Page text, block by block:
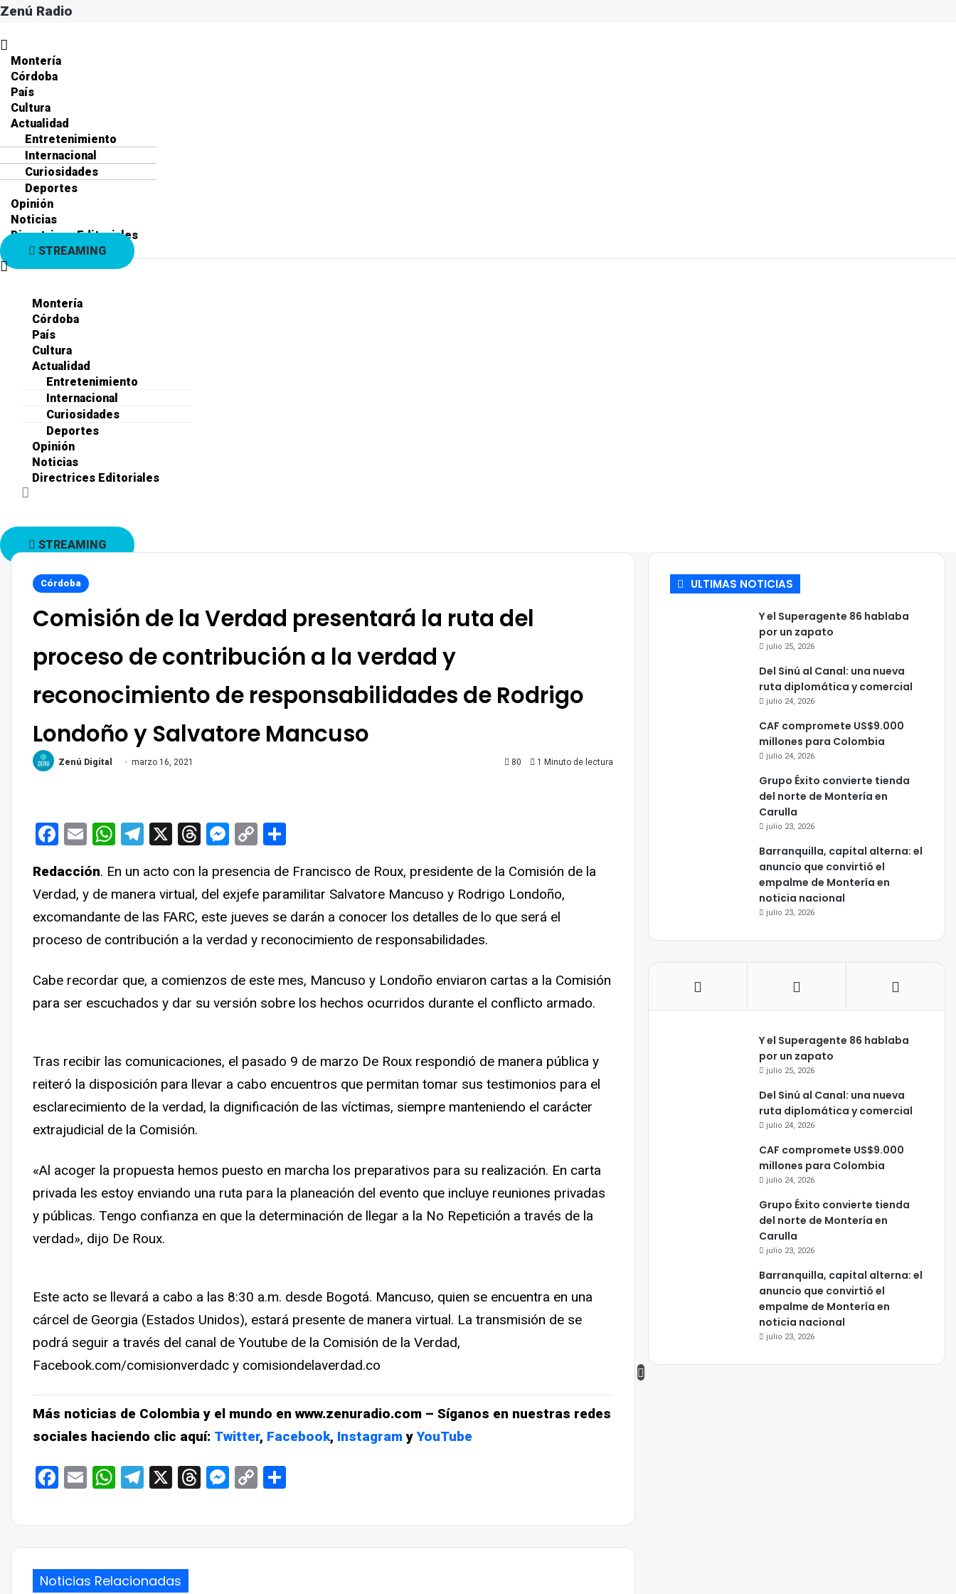
Zenú Radio
Menú
Montería
Córdoba
País
Cultura
Actualidad
Entretenimiento
Internacional
Curiosidades
Deportes
Opinión
Noticias
Directrices Editoriales
STREAMING
Montería
Córdoba
País
Cultura
Actualidad
Entretenimiento
Internacional
Curiosidades
Deportes
Opinión
Noticias
Directrices Editoriales
STREAMING
Córdoba
Comisión de la Verdad presentará la ruta del
proceso de contribución a la verdad y
reconocimiento de responsabilidades de Rodrigo
Londoño y Salvatore Mancuso
Zenú Digital marzo 16, 2021 80 1 Minuto de lectura
Facebook
EmailWhatsApp
Telegram
X Threads
Messenger
Copy
Redacción. En un acto con la presencia de Francisco de Roux, presidente de la Comisión de la
Verdad, y de manera virtual, del exjefe paramilitar Salvatore Mancuso y Rodrigo Londoño,
excomandante de las FARC, este jueves se darán a conocer los detalles de lo que será el
proceso de contribución a la verdad y reconocimiento de responsabilidades.
Cabe recordar que, a comienzos de este mes, Mancuso y Londoño enviaron cartas a la Comisión
para ser escuchados y dar su versión sobre los hechos ocurridos durante el conflicto armado.
Tras recibir las comunicaciones, el pasado 9 de marzo De Roux respondió de manera pública y
reiteró la disposición para llevar a cabo encuentros que permitan tomar sus testimonios para el
esclarecimiento de la verdad, la dignificación de las víctimas, siempre manteniendo el carácter
extrajudicial de la Comisión.
«Al acoger la propuesta hemos puesto en marcha los preparativos para su realización. En carta
privada les estoy enviando una ruta para la planeación del evento que incluye reuniones privadas
y públicas. Tengo confianza en que la determinación de llegar a la No Repetición a través de la
verdad», dijo De Roux.
Este acto se llevará a cabo a las 8:30 a.m. desde Bogotá. Mancuso, quien se encuentra en una
cárcel de Georgia (Estados Unidos), estará presente de manera virtual. La transmisión de se
podrá seguir a través del canal de Youtube de la Comisión de la Verdad,
Facebook.com/comisionverdadc y comisiondelaverdad.co
Más noticias de Colombia y el mundo en www.zenuradio.com – Síganos en nuestras redes
sociales haciendo clic aquí: Twitter, Facebook, InstagramyYouTube
Facebook
EmailWhatsApp
Telegram
X Threads
Messenger
Copy
Noticias Relacionadas
ULTIMAS NOTICIAS
Y el Superagente 86 hablaba
por un zapato
julio 25, 2026
Del Sinú al Canal: una nueva
ruta diplomática y comercial
julio 24, 2026
CAF compromete US$9.000
millones para Colombia
julio 24, 2026
Grupo Éxito convierte tienda
del norte de Montería en
Carulla
julio 23, 2026
Barranquilla, capital alterna: el
anuncio que convirtió el
empalme de Montería en
noticia nacional
julio 23, 2026
Y el Superagente 86 hablaba
por un zapato
julio 25, 2026
Del Sinú al Canal: una nueva
ruta diplomática y comercial
julio 24, 2026
CAF compromete US$9.000
millones para Colombia
julio 24, 2026
Grupo Éxito convierte tienda
del norte de Montería en
Carulla
julio 23, 2026
Barranquilla, capital alterna: el
anuncio que convirtió el
empalme de Montería en
noticia nacional
julio 23, 2026